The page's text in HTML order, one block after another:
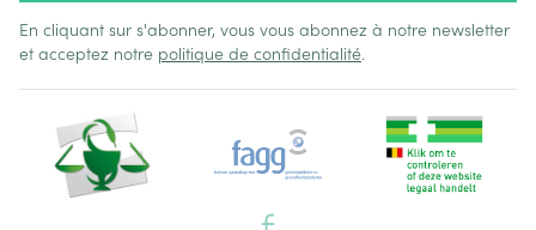
En cliquant sur s'abonner, vous vous abonnez à notre newsletter
et acceptez notre politique de confidentialité.